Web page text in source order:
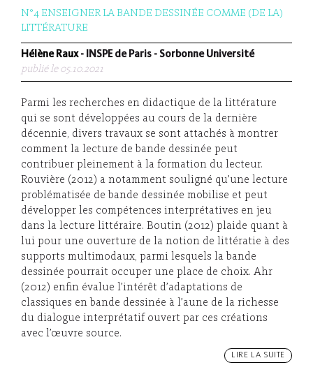
N°4 ENSEIGNER LA BANDE DESSINÉE COMME (DE LA)
LITTÉRATURE
Hélène Raux- INSPE de Paris - Sorbonne Université
publié le 05.10.2021
Parmi les recherches en didactique de la littérature
qui se sont développées au cours de la dernière
décennie, divers travaux se sont attachés à montrer
comment la lecture de bande dessinée peut
contribuer pleinement à la formation du lecteur.
Rouvière (2012) a notamment souligné qu’une lecture
problématisée de bande dessinée mobilise et peut
développer les compétences interprétatives en jeu
dans la lecture littéraire. Boutin (2012) plaide quant à
lui pour une ouverture de la notion de littératie à des
supports multimodaux, parmi lesquels la bande
dessinée pourrait occuper une place de choix. Ahr
(2012) enfin évalue l’intérêt d’adaptations de
classiques en bande dessinée à l’aune de la richesse
du dialogue interprétatif ouvert par ces créations
avec l’œuvre source.
LIRE LA SUITE